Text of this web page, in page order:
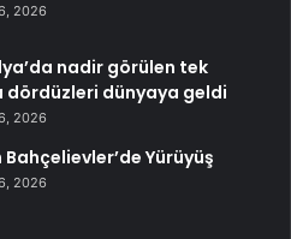
2026
nadir görülen tek
dördüzleri dünyaya geldi
2026
Bahçelievler’de Yürüyüş
2026